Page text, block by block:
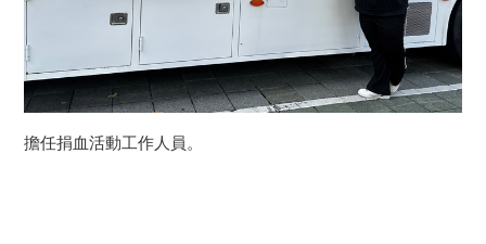
擔任捐血活動工作人員。